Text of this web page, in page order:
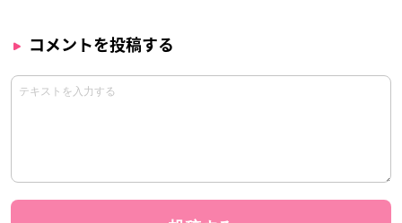
コメントを投稿する